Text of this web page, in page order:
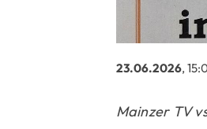
23.06.2026,
Mainzer TV